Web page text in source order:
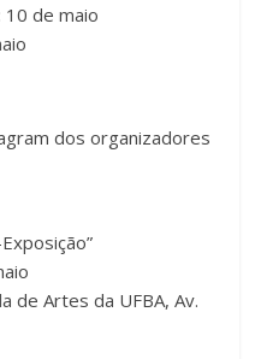
10 de maio
dos organizadores
de Artes da UFBA,Av.